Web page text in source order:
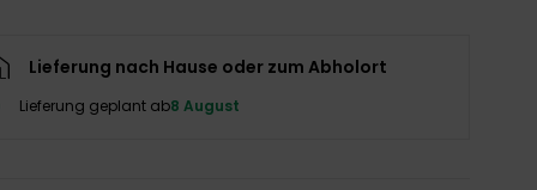
Lieferung nach Hause oder zum Abholort
Lieferung geplant ab8 August